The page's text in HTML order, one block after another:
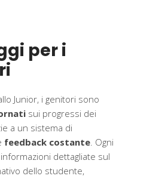
per i
Junior, i genitori sono
sui progressi dei
a un sistema di
feedback costante. Ogni
dettagliate sul
dello studente,